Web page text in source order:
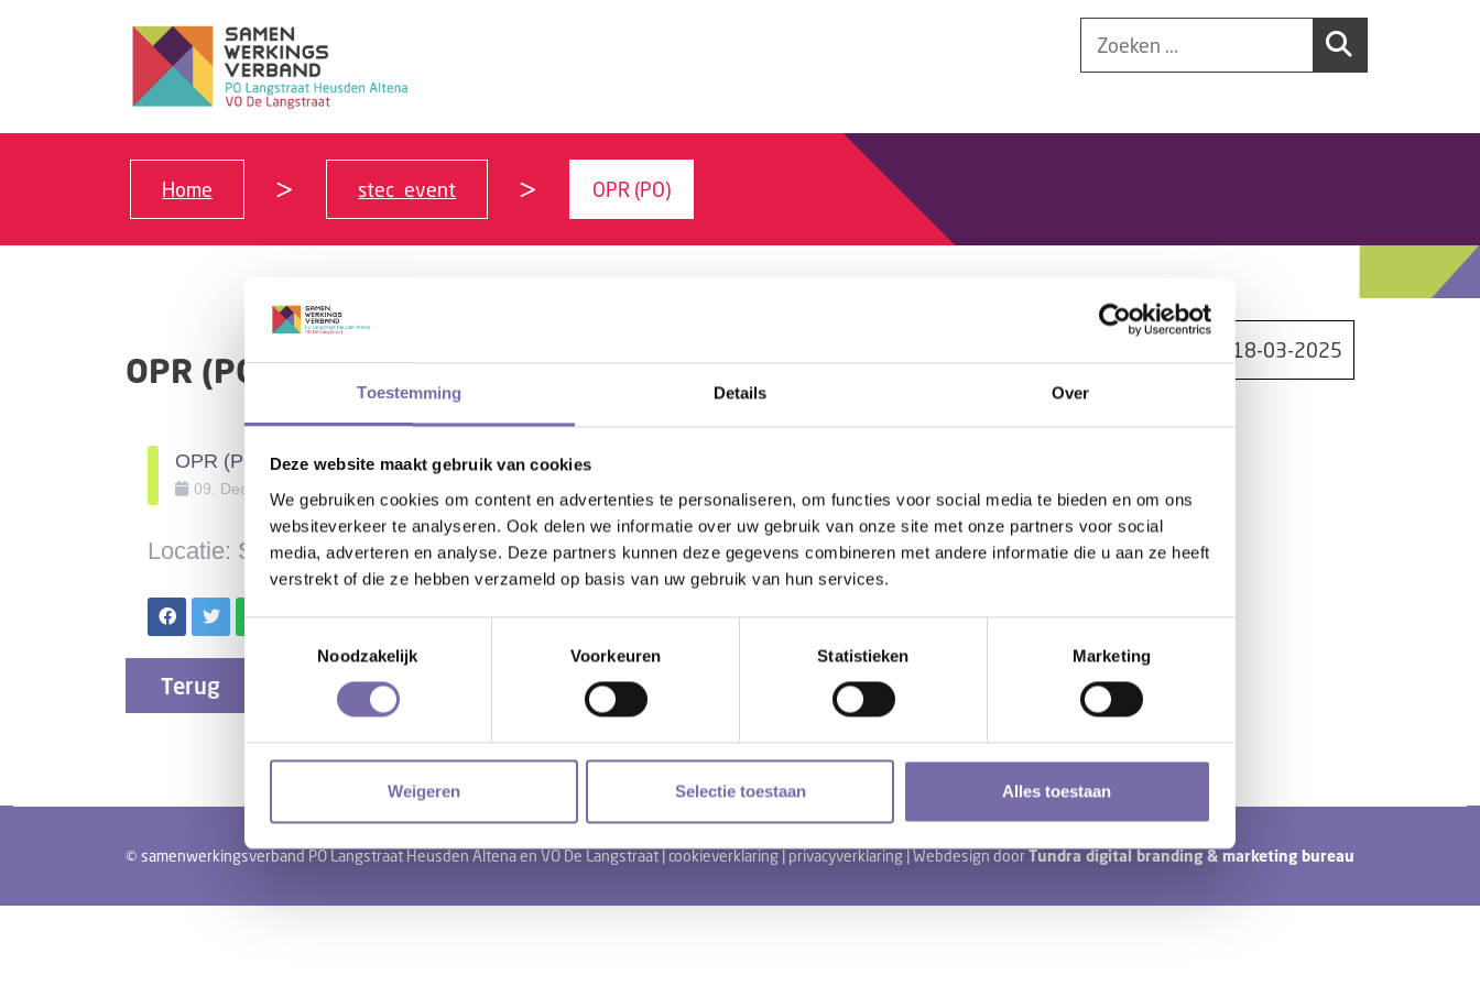
Toestemming Details Over
Deze website maakt gebruik van cookies
We gebruiken cookies om content en advertenties te personaliseren, om functies voor social media te bieden en om ons
websiteverkeer te analyseren. Ook delen we informatie over uw gebruik van onze site met onze partners voor social
media, adverteren en analyse. Deze partners kunnen deze gegevens combineren met andere informatie die u aan ze heeft
verstrekt of die ze hebben verzameld op basis van uw gebruik van hun services.
Noodzakelijk
Voorkeuren Statistieken Marketing
Weigeren Selectie toestaan Alles toestaan
Home stec_event OPR (PO)
OPR (PO) 18-03-2025
OPR (PO)
09 December
Locatie: SWV
Terug
© samenwerkingsverband PO Langstraat Heusden Altena en VO De Langstraat |cookieverklaring|privacyverklaring| Webdesign doorTundra digital branding & marketing bureau